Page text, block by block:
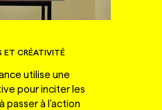
ET CRÉATIVITÉ
utilise une
pour inciter les
passer à l'action